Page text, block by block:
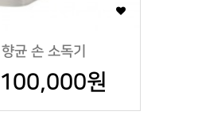
균 손 소독기
100,000원